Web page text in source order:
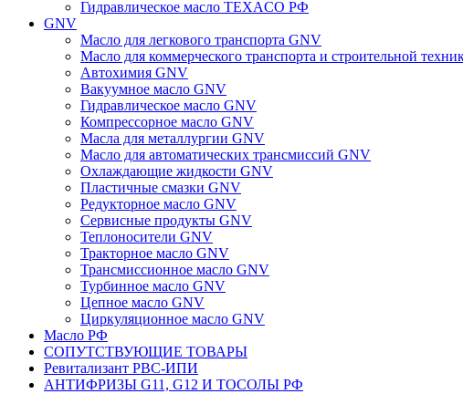
Гидравлическое масло TEXACO РФ
GNV
Масло для легкового транспорта GNV
Масло для коммерческого транспорта и строительной
Автохимия GNV
Вакуумное масло GNV
Гидравлическое масло GNV
Компрессорное масло GNV
Масла для металлургии GNV
Масло для автоматических трансмиссий GNV
Охлаждающие жидкости GNV
Пластичные смазки GNV
Редукторное масло GNV
Сервисные продукты GNV
Теплоносители GNV
Тракторное масло GNV
Трансмиссионное масло GNV
Турбинное масло GNV
Цепное масло GNV
Циркуляционное масло GNV
Масло РФ
СОПУТСТВУЮЩИЕ ТОВАРЫ
Ревитализант РВС-ИПИ
АНТИФРИЗЫ G11, G12 И ТОСОЛЫ РФ